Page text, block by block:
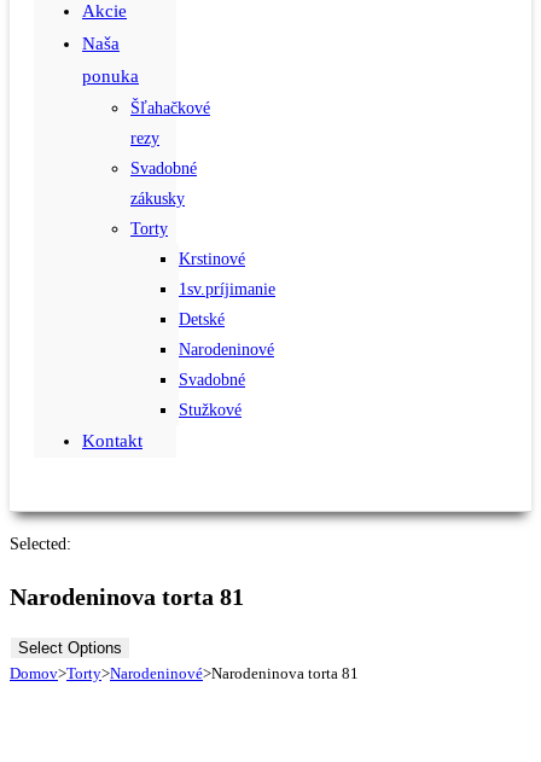
Akcie
Naša
ponuka
Šľahačkové
rezy
Svadobné
zákusky
Torty
Krstinové
1sv.príjimanie
Detské
Narodeninové
Svadobné
Stužkové
Kontakt
Selected:
Narodeninova torta 81
Select Options
Domov>Torty>Narodeninové>Narodeninova torta 81